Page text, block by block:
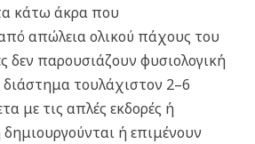
κάτω άκρα που
απώλεια ολικού πάχους του
δεν παρουσιάζουν φυσιολογική
τουλάχιστον 2–6
με τις απλές εκδορές ή
ή επιμένουν